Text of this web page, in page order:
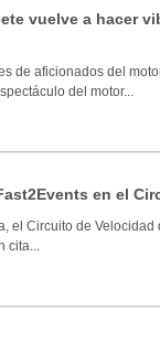
vuelve a hacer
de aficionados del
del motor...
en el
el Circuito de Velocidad
cita...